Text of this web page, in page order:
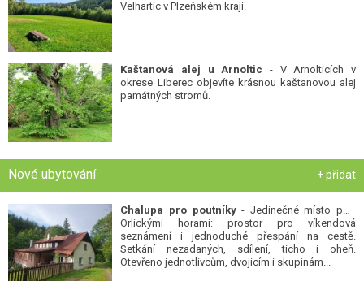
Velhartic v Plzeňském kraji.
Kaštanová alej u Arnoltic - V Arnolticích v
okrese Liberec objevíte krásnou kaštanovou alej
památných stromů.
Nové ubytování + přidat
Chalupa pro poutníky- Jedinečné místo pod
Orlickými horami: prostor pro víkendová
seznámení i jednoduché přespání na cestě.
Setkání nezadaných, sdílení, ticho i oheň.
Otevřeno jednotlivcům, dvojicím i skupinám...